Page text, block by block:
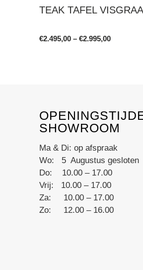
TEAK TAFEL
€2.495,00 – €2.995,00Price
The
options
be
chosen
on
the
product
page
SHOWROOM
Ma & Di: op afspraak
Wo: 5 Augustus gesloten
Do: 10.00 – 17.00
Vrij: 10.00 – 17.00
Za: 10.00 – 17.00
Zo: 12.00 – 16.00